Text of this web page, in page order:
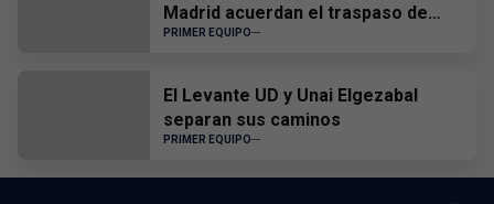
Madrid acuerdan el traspaso de
Edgar Alcañiz
PRIMER EQUIPO
El Levante UD y Unai Elgezabal
separan sus caminos
PRIMER EQUIPO